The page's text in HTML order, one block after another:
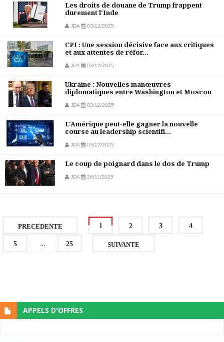
Les droits de douane de Trump frappent
durement l'Inde
JDA 03/12/2025
CPI : Une session décisive face aux critiques
et aux attentes de réfor...
JDA 03/12/2025
Ukraine : Nouvelles manœuvres
diplomatiques entre Washington et Moscou
JDA 03/12/2025
L'Amérique peut-elle gagner la nouvelle
course au leadership scientifi...
JDA 03/12/2025
Le coup de poignard dans le dos de Trump
JDA 26/11/2025
PRECEDENTE 1 2 3 4
5 ... 25 SUIVANTE
APPELS D'OFFRES